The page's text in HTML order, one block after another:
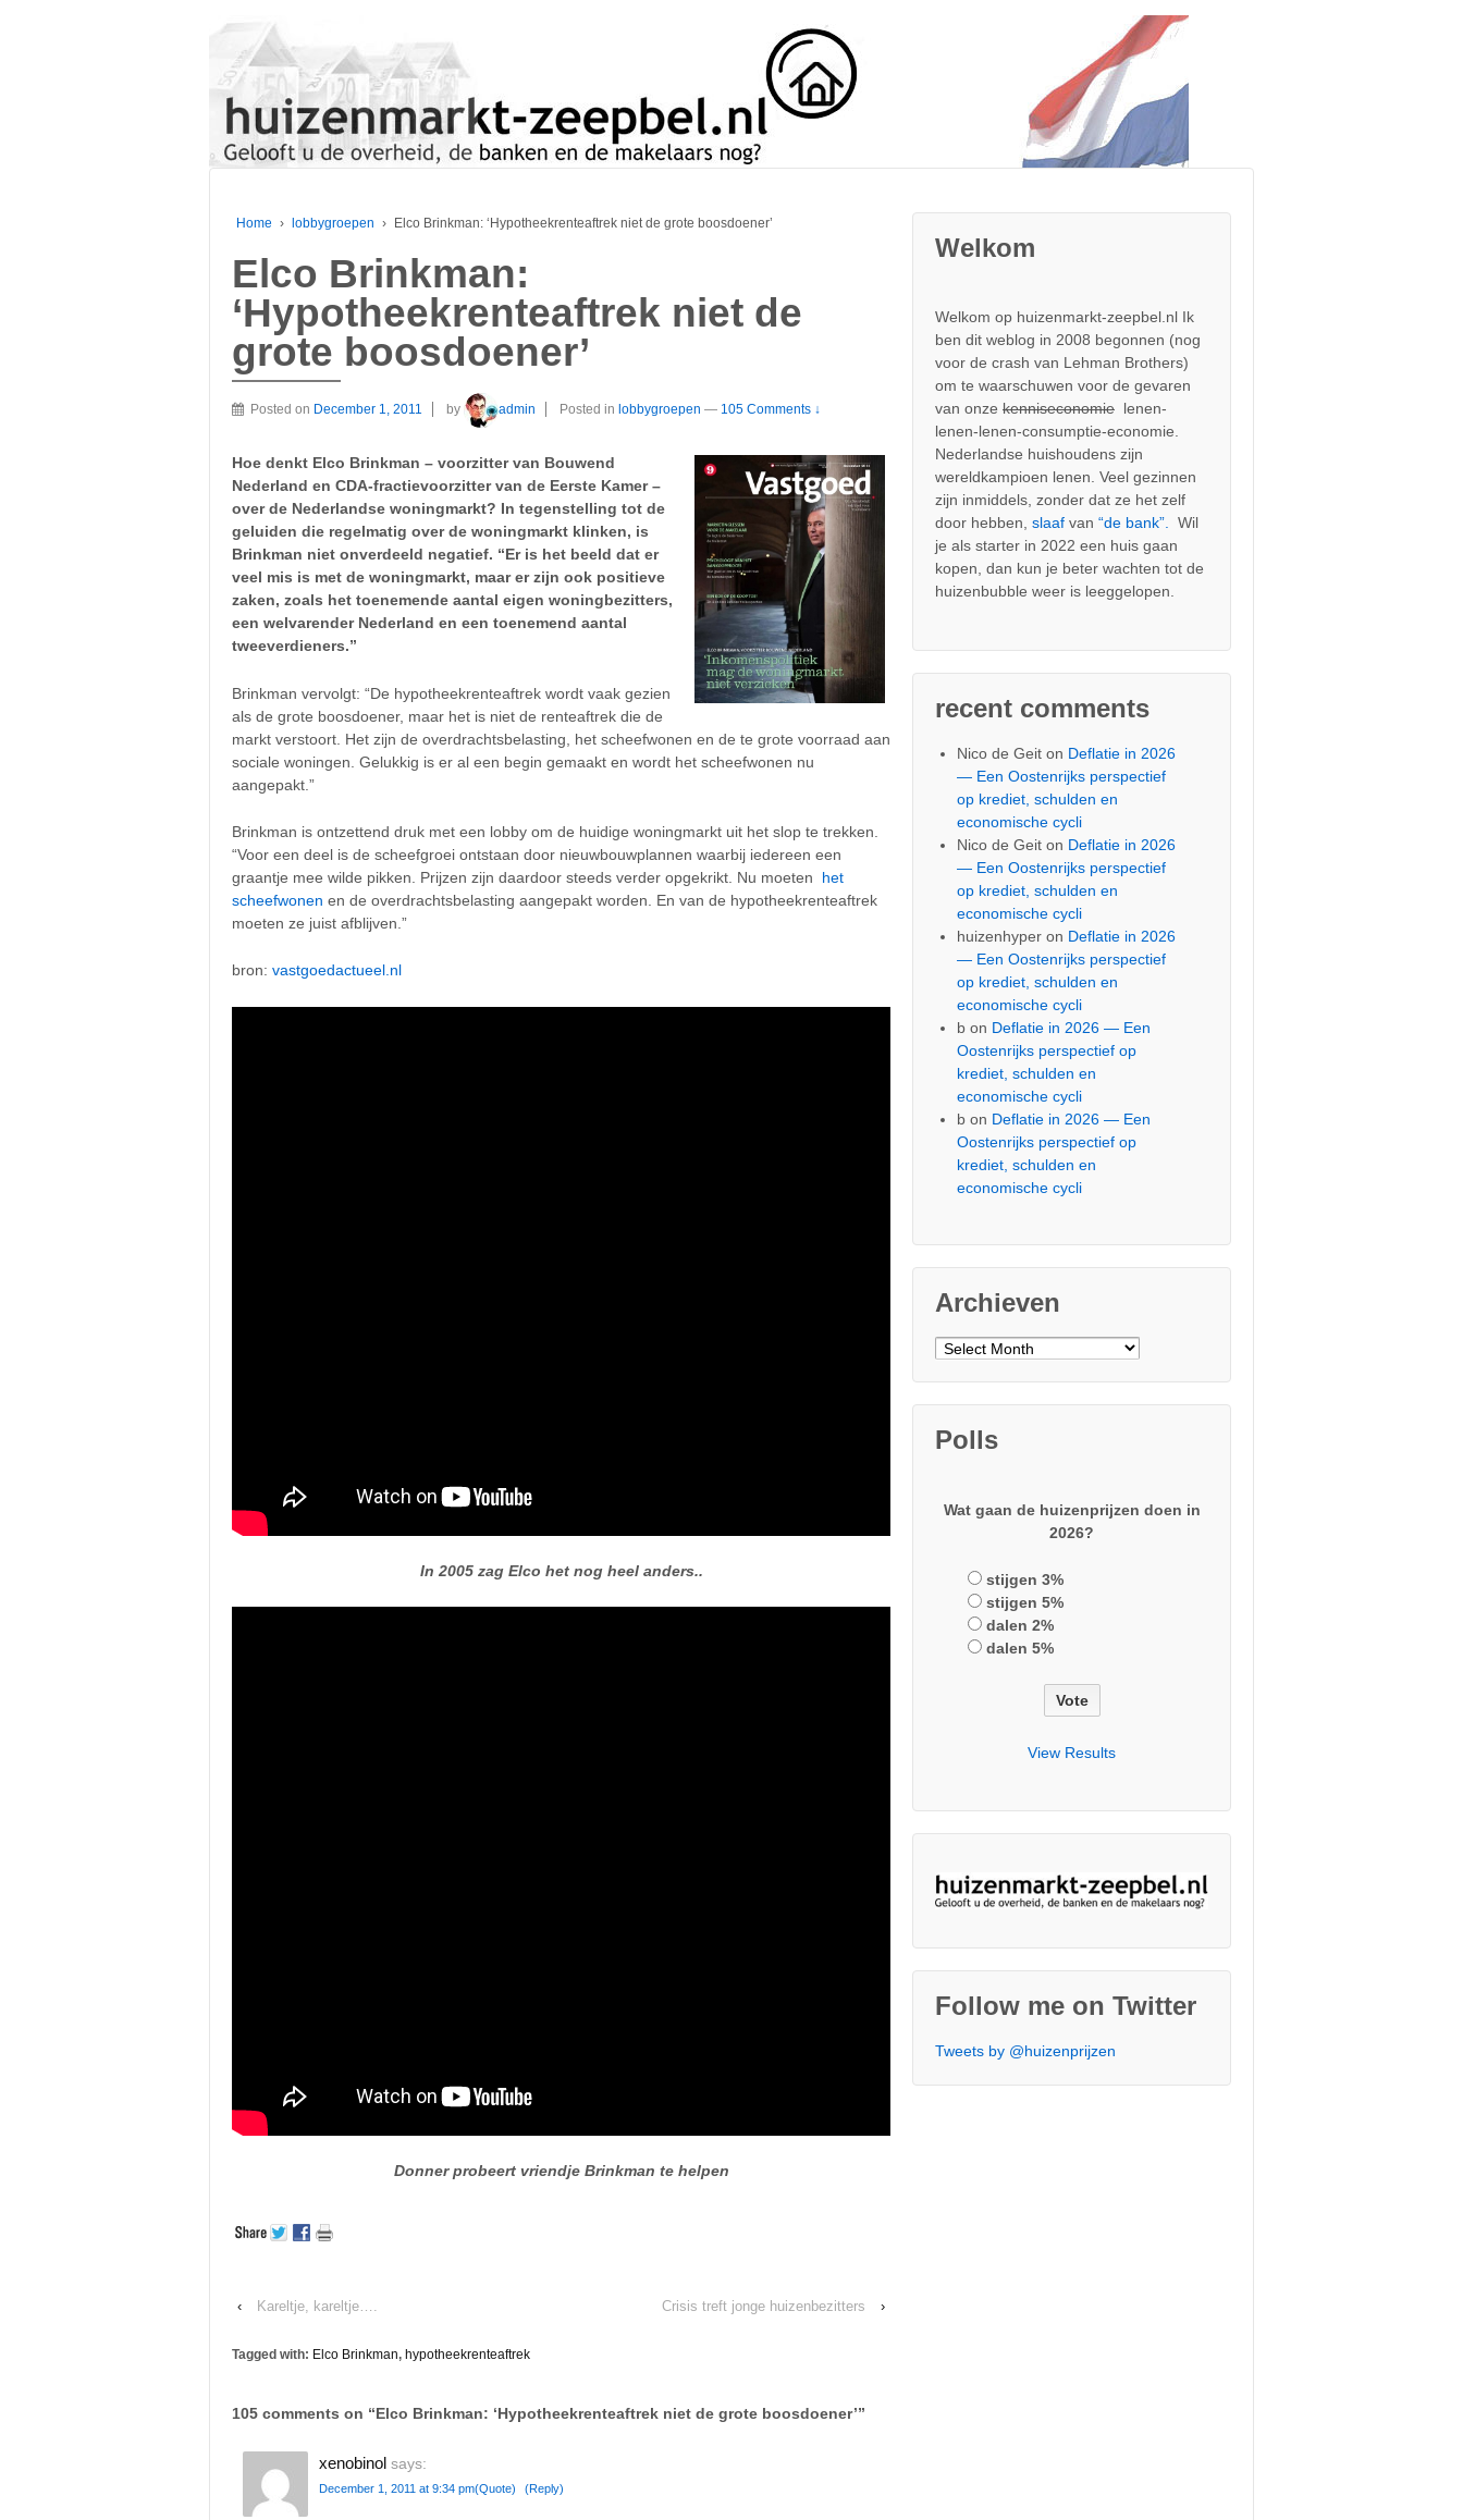
Home › lobbygroepen › Elco Brinkman: ‘Hypotheekrenteaftrek niet de grote boosdoener’
Elco Brinkman:
‘Hypotheekrenteaftrek niet de
grote boosdoener’
Posted on December 1, 2011 by admin Posted in lobbygroepen — 105 Comments ↓
Hoe denkt Elco Brinkman – voorzitter van Bouwend
Nederland en CDA-fractievoorzitter van de Eerste Kamer –
over de Nederlandse woningmarkt? In tegenstelling tot de
geluiden die regelmatig over de woningmarkt klinken, is
Brinkman niet onverdeeld negatief. “Er is het beeld dat er
veel mis is met de woningmarkt, maar er zijn ook positieve
zaken, zoals het toenemende aantal eigen woningbezitters,
een welvarender Nederland en een toenemend aantal
tweeverdieners.”
Brinkman vervolgt: “De hypotheekrenteaftrek wordt vaak gezien
als de grote boosdoener, maar het is niet de renteaftrek die de
markt verstoort. Het zijn de overdrachtsbelasting, het scheefwonen en de te grote voorraad aan
sociale woningen. Gelukkig is er al een begin gemaakt en wordt het scheefwonen nu
aangepakt.”
Brinkman is ontzettend druk met een lobby om de huidige woningmarkt uit het slop te trekken.
“Voor een deel is de scheefgroei ontstaan door nieuwbouwplannen waarbij iedereen een
graantje mee wilde pikken. Prijzen zijn daardoor steeds verder opgekrikt. Nu moeten
het
scheefwonen en de overdrachtsbelasting aangepakt worden. En van de hypotheekrenteaftrek
moeten ze juist afblijven.”
bron: vastgoedactueel.nl
In 2005 zag Elco het nog heel anders..
Donner probeert vriendje Brinkman te helpen
‹ Kareltje, kareltje…. Crisis treft jonge huizenbezitters ›
Tagged with: Elco Brinkman, hypotheekrenteaftrek
105 comments on “Elco Brinkman: ‘Hypotheekrenteaftrek niet de grote boosdoener’”
xenobinol says:
December 1, 2011 at 9:34 pm(Quote) (Reply)
Welkom
Welkom op huizenmarkt-zeepbel.nl Ik
ben dit weblog in 2008 begonnen (nog
voor de crash van Lehman Brothers)
om te waarschuwen voor de gevaren
van onzekenniseconomie lenen-
lenen-lenen-consumptie-economie.
Nederlandse huishoudens zijn
wereldkampioen lenen. Veel gezinnen
zijn inmiddels, zonder dat ze het zelf
door hebben,slaaf van“de bank”. Wil
je als starter in 2022 een huis gaan
kopen, dan kun je beter wachten tot de
huizenbubble weer is leeggelopen.
recent comments
Nico de Geit on Deflatie in 2026
— Een Oostenrijks perspectief
op krediet, schulden en
economische cycli
Nico de Geit on Deflatie in 2026
— Een Oostenrijks perspectief
op krediet, schulden en
economische cycli
huizenhyper on Deflatie in 2026
— Een Oostenrijks perspectief
op krediet, schulden en
economische cycli
b on Deflatie in 2026 — Een
Oostenrijks perspectief op
krediet, schulden en
economische cycli
b on Deflatie in 2026 — Een
Oostenrijks perspectief op
krediet, schulden en
economische cycli
Archieven
Archieven
Polls
Wat gaan de huizenprijzen doen in
2026?
stijgen 3%
stijgen 5%
dalen 2%
dalen 5%
View Results
Follow me on Twitter
Tweets by @huizenprijzen